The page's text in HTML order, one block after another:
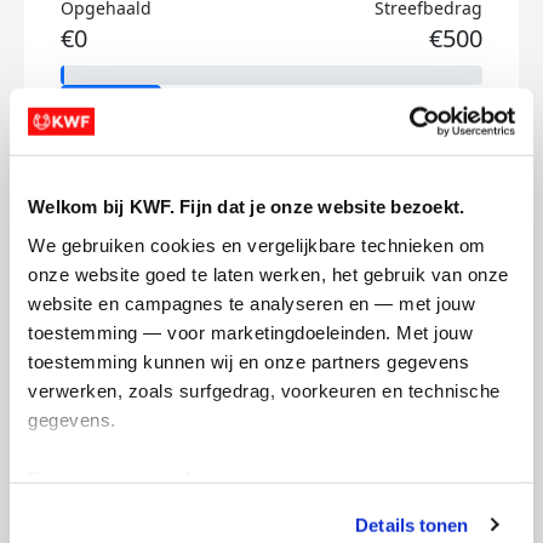
Welkom bij KWF. Fijn dat je onze website bezoekt.
We gebruiken cookies en vergelijkbare technieken om
onze website goed te laten werken, het gebruik van onze
website en campagnes te analyseren en — met jouw
toestemming — voor marketingdoeleinden. Met jouw
toestemming kunnen wij en onze partners gegevens
verwerken, zoals surfgedrag, voorkeuren en technische
gegevens.
tonen. Je kunt je toestemming op elk moment wijzigen of
Details tonen
Opgehaald
€0
Streefbedrag
€500
Doneer